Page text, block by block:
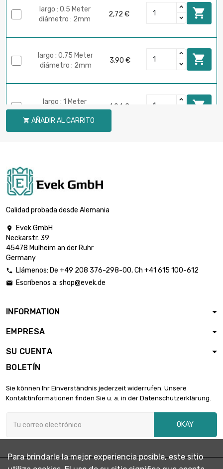
largo : 0.5 Meter
diámetro : 2mm
2,72 € 
largo : 0.75 Meter
diámetro : 2mm
3,90 € 
largo : 1 Meter
diámetro : 2mm
4,94 € 
largo : 0.3 Meter
diámetro : 3mm
largo : 0.4 Meter
largo : 0.5 Meter
diámetro : 3mm
6,57 €
largo : 1 Meter
 AÑADIR AL CARRITO
Calidad probada desde Alemania

Evek GmbH
Neckarstr. 39
45478 Mulheim an der Ruhr
Germany
 Llámenos: De +49 208 376-298-00, Ch +41 615 100-612
 Escríbenos a: shop@evek.de
INFORMATION
EMPRESA
SU CUENTA
BOLETÍN
Sie können Ihr Einverständnis jederzeit widerrufen. Unsere
Kontaktinformationen finden Sie u. a. in der Datenschutzerklärung.
OKAY
Para brindarle la mejor experiencia posible, este sitio